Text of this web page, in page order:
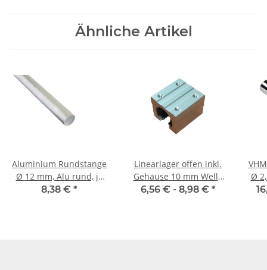
Ähnliche Artikel
Aluminium Rundstange
Ø 12 mm, Alu rund, je
1m ± 5mm, AlMgSi0,5
8,38 € *
Linearlager offen inkl.
Gehäuse 10 mm Welle
SBR
6,56 € - 8,98 € *
Ø